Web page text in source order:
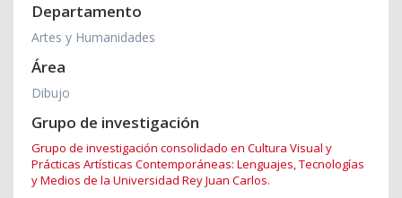
Departamento
Artes y Humanidades
Área
Dibujo
Grupo de investigación
Grupo de investigación consolidado en Cultura Visual y
Prácticas Artísticas Contemporáneas: Lenguajes, Tecnologías
y Medios de la Universidad Rey Juan Carlos.